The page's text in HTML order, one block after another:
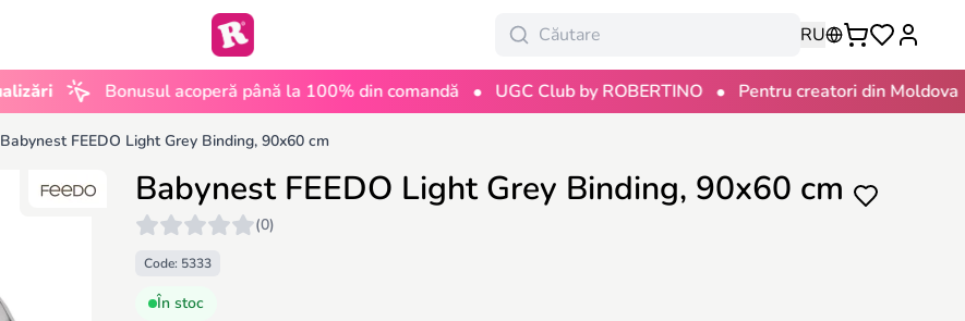
RU
Bonusul acoperă până la 100% din comandă • UGC Club by ROBERTINO • Pentru creatori din Moldova •
Babynest FEEDO Light Grey Binding, 90x60 cm
Babynest FEEDO Light Grey Binding, 90x60 cm
(0)
Code: 5333
În stoc